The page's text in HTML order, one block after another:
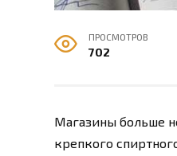
ПРОСМОТРОВ
702
Магазины больше
крепкого